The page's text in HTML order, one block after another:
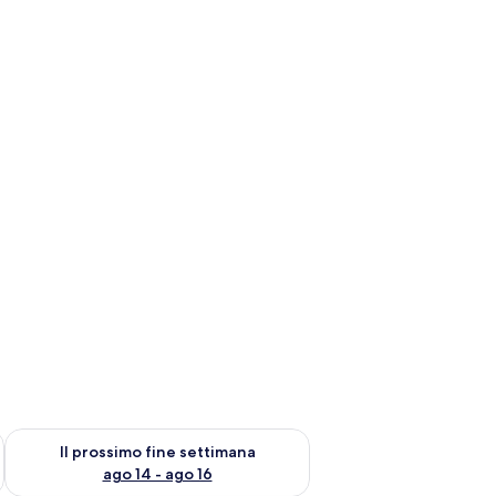
ago 7 - ago 9
Il prossimo fine settimana
ago 14 - ago 16
Verifica la disponibilità per il prossimo fine settimana, ago 14